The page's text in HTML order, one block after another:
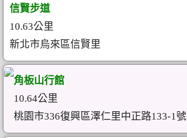
信賢步道
10.63公里
新北市烏來區信賢里
角板山行館
10.64公里
桃園市336復興區澤仁里中正路133-1號